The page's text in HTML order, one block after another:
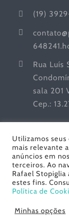
(19)
Rua Luís
sala 201
Cep.:
Dr. Rafael
Utilizamos
mais relevante
anúncios em
terceiros. Ao
Rafael
estes fins.
Política de
Minhas opções